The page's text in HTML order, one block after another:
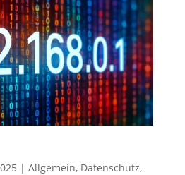
| Allgemein, Datenschutz,